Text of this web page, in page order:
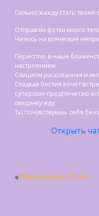
Сильно жажду стать
Отправлю фотки моего
Чатюсь на всяческие
Пересплю в наше
настроением
Слишком раскованная и
Сладкая бестия хочет
суперская предпочитаю
свиданку жду
Ты почувствуешь себя
Открыть
« Мариночка 27 лет